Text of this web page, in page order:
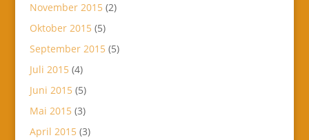
November 2015 (2)
Oktober 2015 (5)
September 2015 (5)
Juli 2015 (4)
Juni 2015 (5)
Mai 2015 (3)
April 2015 (3)